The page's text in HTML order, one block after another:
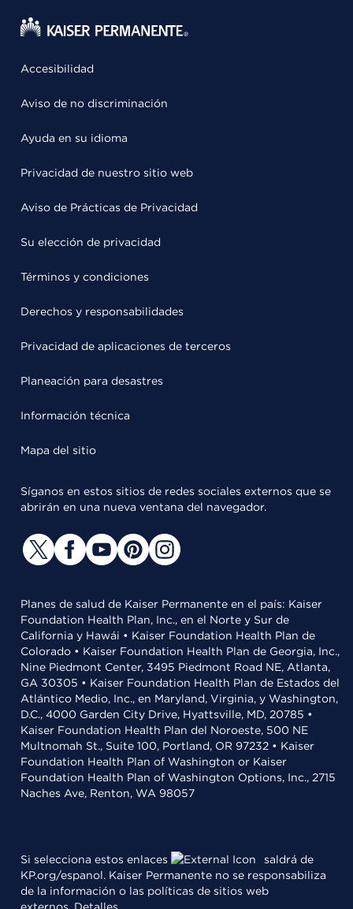
Accesibilidad
Aviso de no discriminación
Ayuda en su idioma
Privacidad de nuestro sitio web
Aviso de Prácticas de Privacidad
Su elección de privacidad
Términos y condiciones
Derechos y responsabilidades
Privacidad de aplicaciones de terceros
Planeación para desastres
Información técnica
Mapa del sitio
Síganos en estos sitios de redes sociales externos que se
abrirán en una nueva ventana del navegador.
Planes de salud de Kaiser Permanente en el país: Kaiser
Foundation Health Plan, Inc., en el Norte y Sur de
California y Hawái • Kaiser Foundation Health Plan de
Colorado • Kaiser Foundation Health Plan de Georgia, Inc.,
Nine Piedmont Center, 3495 Piedmont Road NE, Atlanta,
GA 30305 • Kaiser Foundation Health Plan de Estados del
Atlántico Medio, Inc., en Maryland, Virginia, y Washington,
D.C., 4000 Garden City Drive, Hyattsville, MD, 20785 •
Kaiser Foundation Health Plan del Noroeste, 500 NE
Multnomah St., Suite 100, Portland, OR 97232 • Kaiser
Foundation Health Plan of Washington or Kaiser
Foundation Health Plan of Washington Options, Inc., 2715
Naches Ave, Renton, WA 98057
Si selecciona estos enlaces
saldrá de
KP.org/espanol. Kaiser Permanente no se responsabiliza
de la información o las políticas de sitios web